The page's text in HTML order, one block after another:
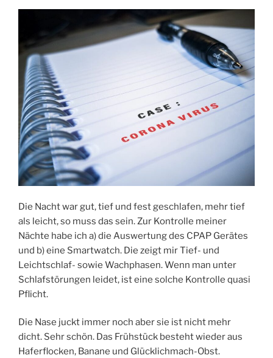
Die Nacht war gut, tief und fest geschlafen, mehr tief
als leicht, so muss das sein. Zur Kontrolle meiner
Nächte habe ich a) die Auswertung des CPAP Gerätes
und b) eine Smartwatch. Die zeigt mir Tief- und
Leichtschlaf- sowie Wachphasen. Wenn man unter
Schlafstörungen leidet, ist eine solche Kontrolle quasi
Pflicht.
Die Nase juckt immer noch aber sie ist nicht mehr
dicht. Sehr schön. Das Frühstück besteht wieder aus
Haferflocken, Banane und Glücklichmach-Obst.